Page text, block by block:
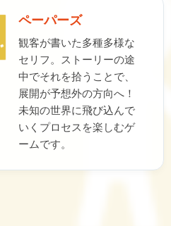
ペーパーズ
観客が書いた多種多様な
セリフ。ストーリーの途
中でそれを拾うことで、
展開が予想外の方向へ！
未知の世界に飛び込んで
いくプロセスを楽しむゲ
ームです。